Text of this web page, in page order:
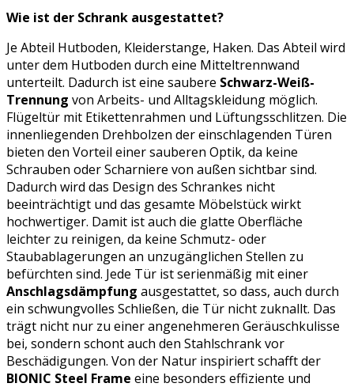
Wie ist der Schrank ausgestattet?
Je Abteil Hutboden, Kleiderstange, Haken. Das Abteil wird
unter dem Hutboden durch eine Mitteltrennwand
unterteilt. Dadurch ist eine saubere Schwarz-Weiß-
Trennung von Arbeits- und Alltagskleidung möglich.
Flügeltür mit Etikettenrahmen und Lüftungsschlitzen. Die
innenliegenden Drehbolzen der einschlagenden Türen
bieten den Vorteil einer sauberen Optik, da keine
Schrauben oder Scharniere von außen sichtbar sind.
Dadurch wird das Design des Schrankes nicht
beeinträchtigt und das gesamte Möbelstück wirkt
hochwertiger. Damit ist auch die glatte Oberfläche
leichter zu reinigen, da keine Schmutz- oder
Staubablagerungen an unzugänglichen Stellen zu
befürchten sind. Jede Tür ist serienmäßig mit einer
Anschlagsdämpfung ausgestattet, so dass, auch durch
ein schwungvolles Schließen, die Tür nicht zuknallt. Das
trägt nicht nur zu einer angenehmeren Geräuschkulisse
bei, sondern schont auch den Stahlschrank vor
Beschädigungen. Von der Natur inspiriert schafft der
BIONIC Steel Frame eine besonders effiziente und